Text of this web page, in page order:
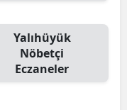
Yalıhüyük
Nöbetçi
Eczaneler